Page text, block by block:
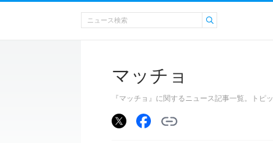
マッチョ
『マッチョ』に関するニュース記事一覧。トピ